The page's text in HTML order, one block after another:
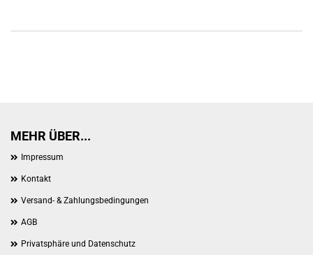
MEHR ÜBER...
Impressum
Kontakt
Versand- & Zahlungsbedingungen
AGB
Privatsphäre und Datenschutz